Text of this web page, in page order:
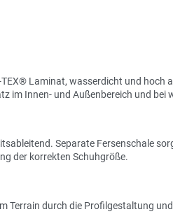
TEX® Laminat, wasserdicht und
im Innen- und Außenbereich und bei
Separate Fersenschale
der korrekten Schuhgröße.
Terrain durch die Profilgestaltung